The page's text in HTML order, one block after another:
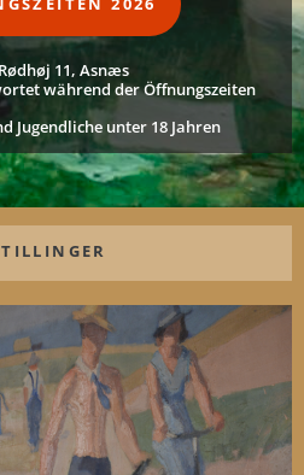
11, Asnæs
während der Öffnungszeiten
Jugendliche unter 18 Jahren